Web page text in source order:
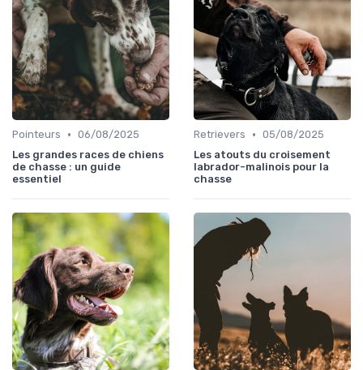
Pointeurs • 06/08/2025
Les grandes races de chiens
de chasse : un guide
essentiel
Retrievers • 05/08/2025
Les atouts du croisement
labrador-malinois pour la
chasse